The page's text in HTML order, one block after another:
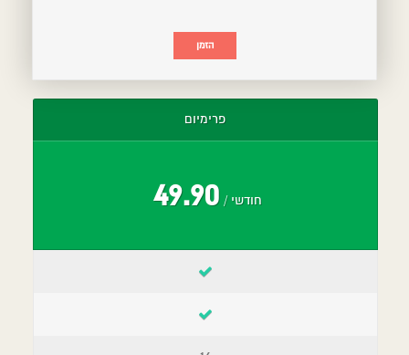
הזמן
פרימיום
49.90 / חודשי